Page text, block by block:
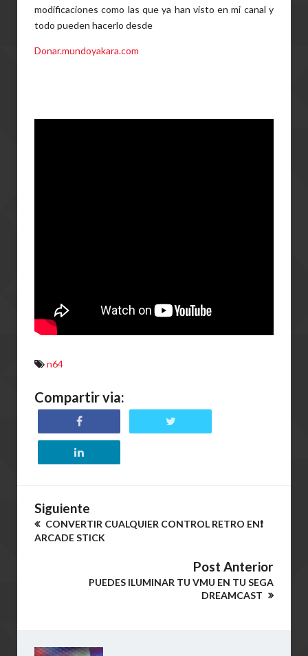
modificaciones como las que ya han visto en mi canal y
todo pueden hacerlo desde
Donar.mundoyakara.com
n64
Compartir via:
Siguiente
CONVERTIR CUALQUIER CONTROL RETRO EN❗
ARCADE STICK
Post Anterior
PUEDES ILUMINAR TU VMU EN TU SEGA
DREAMCAST